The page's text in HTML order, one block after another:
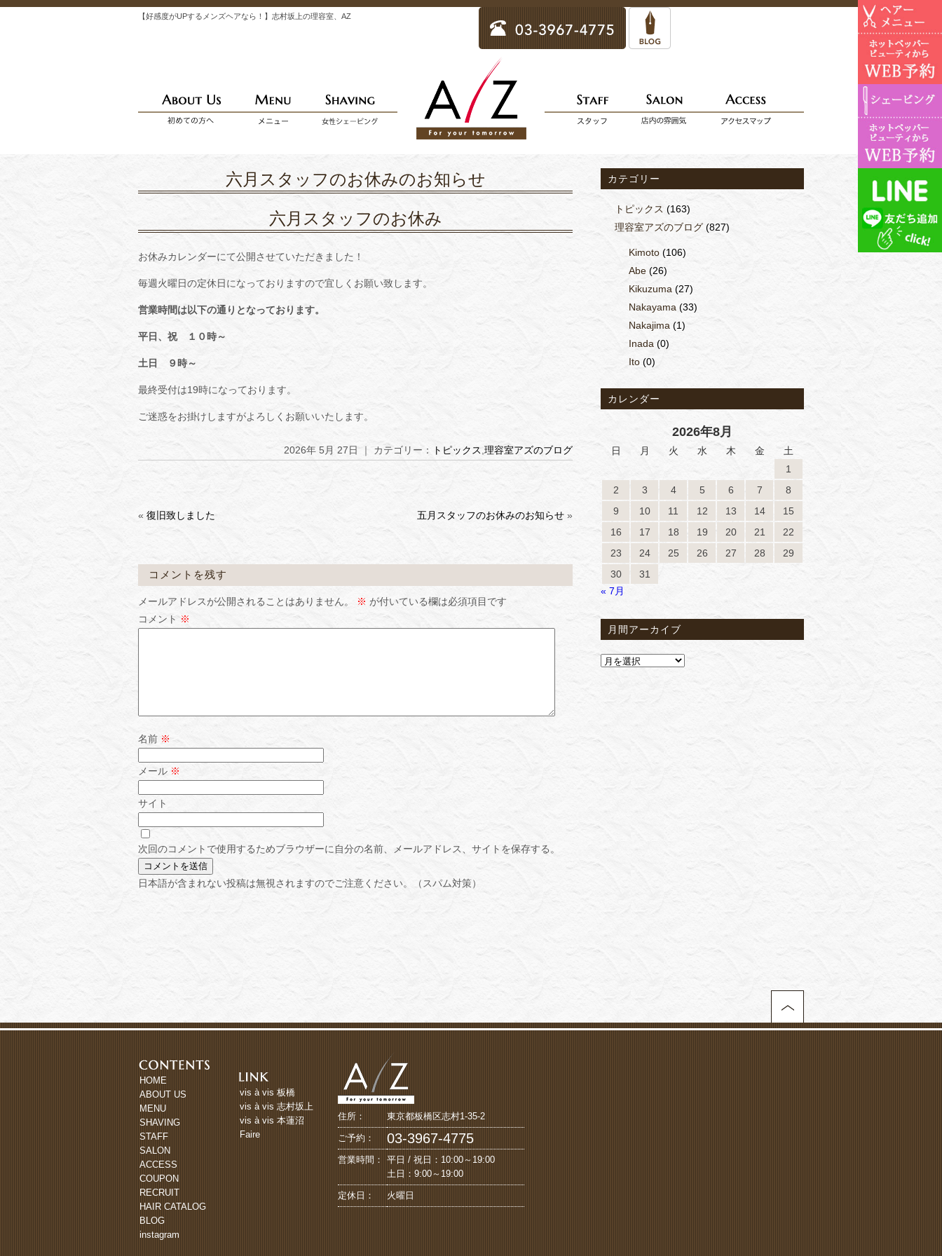
【好感度がUPするメンズヘアなら！】志村坂上の理容室、AZ
六月スタッフのお休みのお知らせ
六月スタッフのお休み
お休みカレンダーにて公開させていただきました！
毎週火曜日の定休日になっておりますので宜しくお願い致します。
営業時間は以下の通りとなっております。
平日、祝 １０時～
土日 ９時～
最終受付は19時になっております。
ご迷惑をお掛けしますがよろしくお願いいたします。
2026年 5月 27日 ｜ カテゴリー： トピックス 理容室アズのブログ
« 復旧致しました 五月スタッフのお休みのお知らせ »
コメントを残す
メールアドレスが公開されることはありません。 ※ が付いている欄は必須項目です
コメント※
名前 ※
メール ※
サイト
次回のコメントで使用するためブラウザーに自分の名前、メールアドレス、サイトを保存する。
日本語が含まれない投稿は無視されますのでご注意ください。（スパム対策）
カテゴリー
トピックス (163)
理容室アズのブログ (827)
Kimoto (106)
Abe (26)
Kikuzuma (27)
Nakayama (33)
Nakajima (1)
Inada (0)
Ito (0)
カレンダー
2026年8月
日 月 火 水 木 金
土
1
2
3 4 5 6 7
8
9
10 11 12 13 14
15
16
17 18 19 20 21
22
23
24 25 26 27 28
29
30
31
« 7月
月間アーカイブ
HOME
ABOUT US
MENU
SHAVING
STAFF
SALON
ACCESS
COUPON
RECRUIT
HAIR CATALOG
BLOG
instagram
vis à vis 板橋
vis à vis 志村坂上
vis à vis 本蓮沼
Faire
住所： 東京都板橋区志村1-35-2
ご予約： 03-3967-4775
営業時間：
平日 / 祝日：10:00～19:00
土日：9:00～19:00
定休日： 火曜日